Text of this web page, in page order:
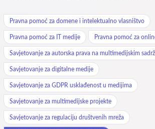
Pravna pomoć za domene i intelektualno vlasništvo
Pravna pomoć za IT medije Pravna pomoć za
Savjetovanje za autorska prava na multimedijskim
Savjetovanje za digitalne medije
Savjetovanje za GDPR usklađenost u medijima
Savjetovanje za multimedijske projekte
Savjetovanje za regulaciju društvenih mreža